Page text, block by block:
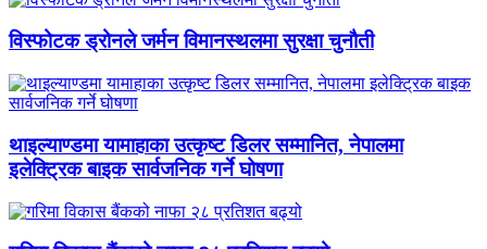
विस्फोटक ड्रोनले जर्मन विमानस्थलमा सुरक्षा चुनौती
थाइल्याण्डमा यामाहाका उत्कृष्ट डिलर सम्मानित, नेपालमा
इलेक्ट्रिक बाइक सार्वजनिक गर्ने घोषणा